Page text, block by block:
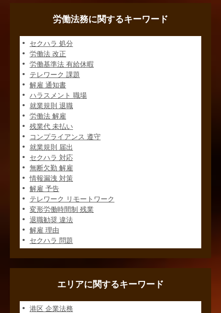
労働法務に関するキーワード
セクハラ 処分
労働法 改正
労働基準法 有給休暇
テレワーク 課題
解雇 通知書
ハラスメント 職場
就業規則 退職
労働法 解雇
残業代 未払い
コンプライアンス 遵守
就業規則 届出
セクハラ 対応
無断欠勤 解雇
情報漏洩 対策
解雇 予告
テレワーク リモートワーク
変形労働時間制 残業
退職勧奨 違法
解雇 理由
セクハラ 問題
エリアに関するキーワード
港区 企業法務